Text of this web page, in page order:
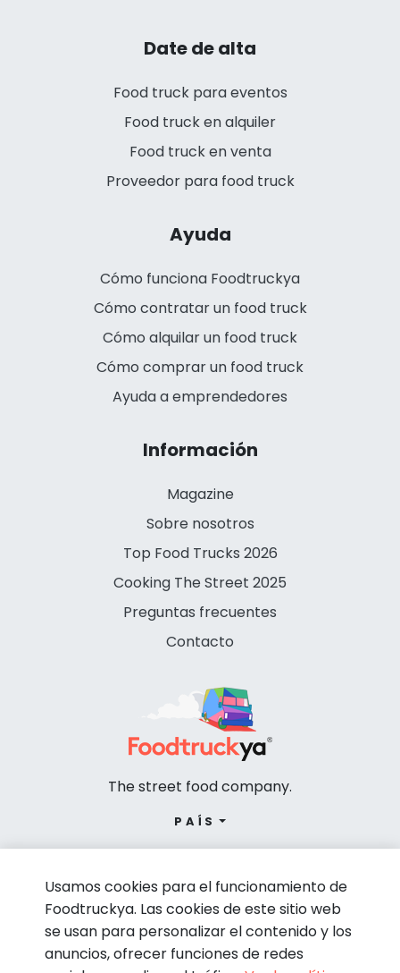
Date de alta
Food truck para eventos
Food truck en alquiler
Food truck en venta
Proveedor para food truck
Ayuda
Cómo funciona Foodtruckya
Cómo contratar un food truck
Cómo alquilar un food truck
Cómo comprar un food truck
Ayuda a emprendedores
Información
Magazine
Sobre nosotros
Top Food Trucks 2026
Cooking The Street 2025
Preguntas frecuentes
Contacto
The street food company.
PAÍS
Usamos cookies para el funcionamiento de
Foodtruckya. Las cookies de este sitio web
se usan para personalizar el contenido y los
anuncios, ofrecer funciones de redes